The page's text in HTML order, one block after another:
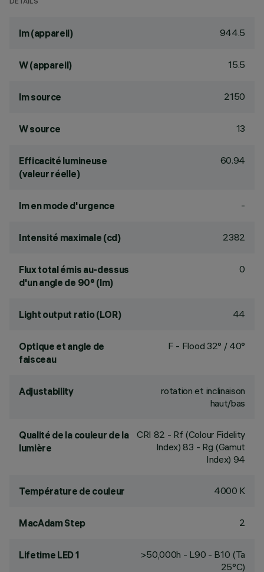
DÉTAILS
lm (appareil) 944.5
W (appareil) 15.5
lm source 2150
W source 13
Efficacité lumineuse
(valeur réelle)
60.94
lm en mode d'urgence -
Intensité maximale (cd) 2382
Flux total émis au-dessus
d'un angle de 90° (lm)
0
Light output ratio (LOR) 44
Optique et angle de
faisceau
F - Flood 32° / 40°
Adjustability
rotation et inclinaison
haut/bas
Qualité de la couleur de la
lumière
CRI 82 - Rf (Colour Fidelity
Index) 83 - Rg (Gamut
Index) 94
Température de couleur 4000 K
MacAdam Step 2
Lifetime LED 1
>50,000h - L90 - B10 (Ta
25°C)